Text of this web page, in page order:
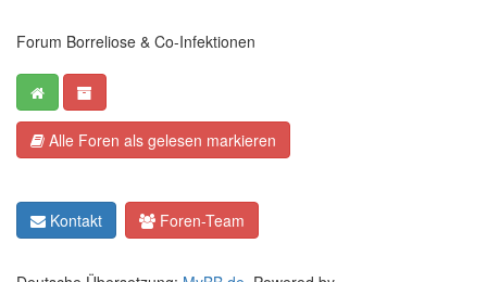
Forum Borreliose & Co-Infektionen
Alle Foren als gelesen markieren
Kontakt Foren-Team